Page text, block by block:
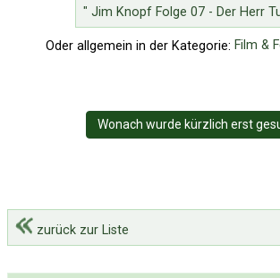
" Jim Knopf Folge 07 - Der Herr
Oder allgemein in der Kategorie: Film &
Wonach wurde kürzlich erst
zurück zur Liste